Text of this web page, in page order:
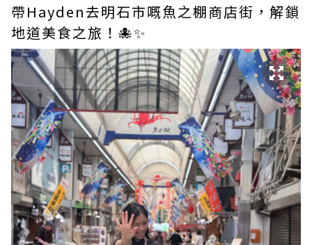
帶Hayden去明石市嘅魚之棚商店街，解鎖
地道美食之旅！🐙✨